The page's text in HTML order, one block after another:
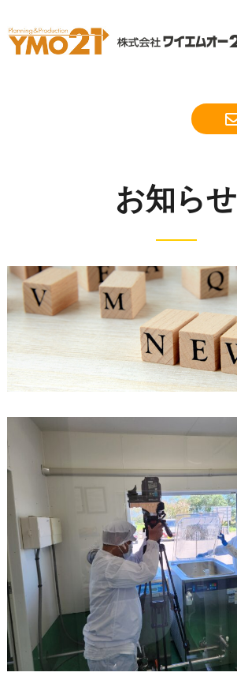
お知らせ